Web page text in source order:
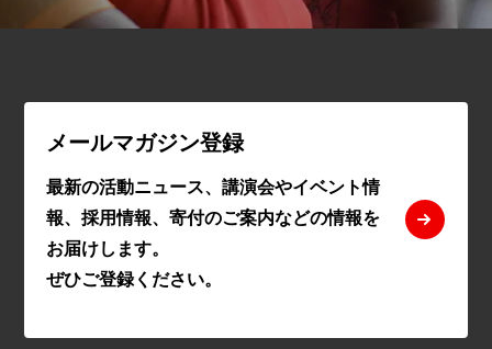
メールマガジン登録
最新の活動ニュース、講演会やイベント情
報、採用情報、寄付のご案内などの情報を
お届けします。
ぜひご登録ください。